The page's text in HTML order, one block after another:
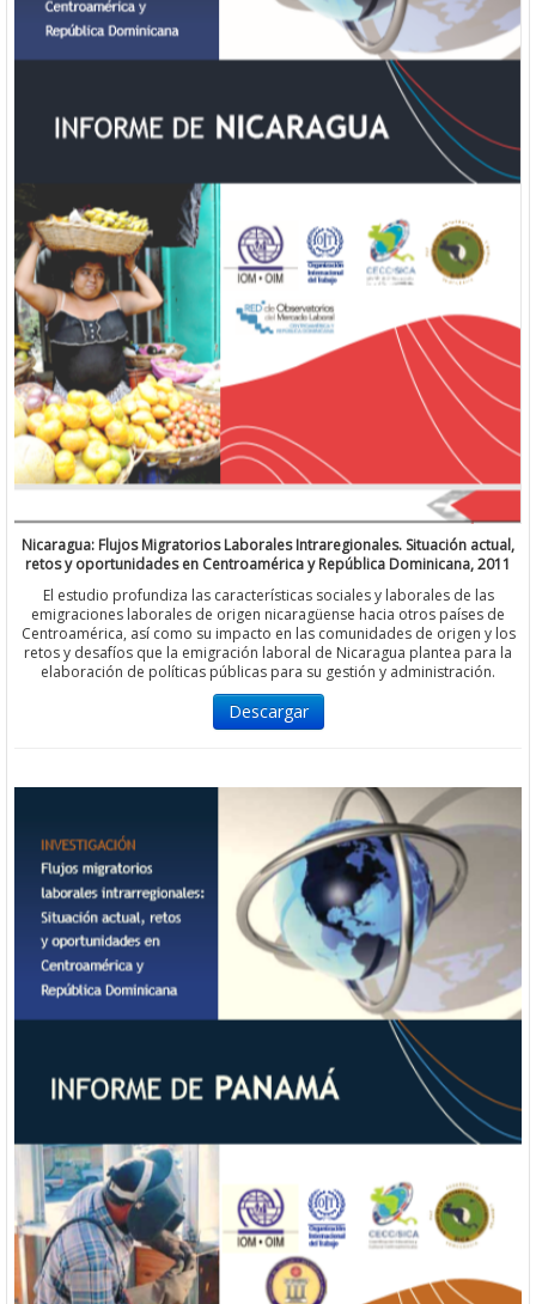
Nicaragua: Flujos Migratorios Laborales Intraregionales. Situación actual,
retos y oportunidades en Centroamérica y República Dominicana, 2011
El estudio profundiza las características sociales y laborales de las
emigraciones laborales de origen nicaragüense hacia otros países de
Centroamérica, así como su impacto en las comunidades de origen y los
retos y desafíos que la emigración laboral de Nicaragua plantea para la
elaboración de políticas públicas para su gestión y administración.
Descargar